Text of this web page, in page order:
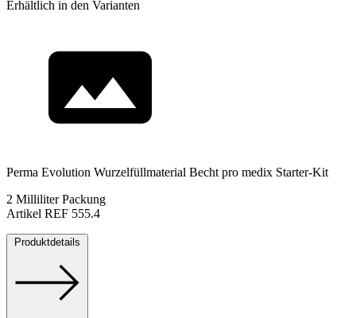
Erhältlich in den Varianten
Perma Evolution Wurzelfüllmaterial Becht pro medix Starter-Kit
2 Milliliter Packung
Artikel REF 555.4
Produktdetails